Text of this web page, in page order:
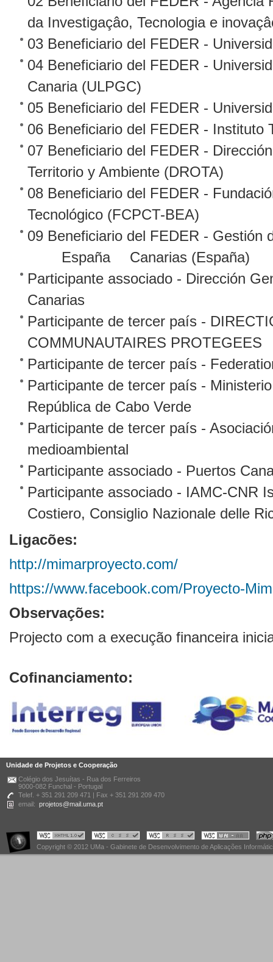
da Investigaçâo, Tecnologia e
03 Beneficiario del FEDER -
04 Beneficiario del FEDER -
Canaria (ULPGC)
05 Beneficiario del FEDER -
06 Beneficiario del FEDER - Instituto
07 Beneficiario del FEDER -
Territorio y Ambiente (DROTA)
08 Beneficiario del FEDER -
Tecnológico (FCPCT-BEA)
09 Beneficiario del FEDER - Gestión
España
Canarias (España)
Participante associado - Dirección
Canarias
Participante de tercer país -
COMMUNAUTAIRES PROTEGEES
Participante de tercer país -
Participante de tercer país -
República de Cabo Verde
Participante de tercer país -
medioambiental
Participante associado - Puertos
Participante associado - IAMC-CNR
Costiero, Consiglio Nazionale delle
Ligacões:
http://mimarproyecto.com/
https://www.facebook.com/Proyecto-
Observações:
Projecto com a execução financeira
Cofinanciamento:
Unidade de Projetos e Cooperação
Colégio dos Jesuítas - Rua dos Ferreiros
9000-082 Funchal - Portugal
Telef. + 351 291 209 471 | Fax + 351 291 209 470
email: projetos@mail.uma.pt
Copyright © 2012 UMa - Gabinete de Desenvolvimento de Aplicações